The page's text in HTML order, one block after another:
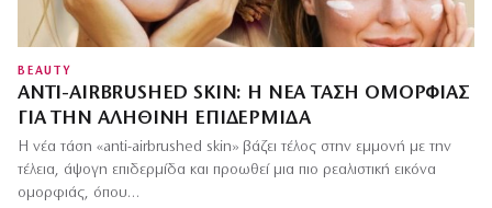
BEAUTY
ANTI-AIRBRUSHED SKIN: Η ΝΈΑ ΤΆΣΗ ΟΜΟΡΦΙΆΣ
ΓΙΑ ΤΗΝ ΑΛΗΘΙΝΉ ΕΠΙΔΕΡΜΊΔΑ
Η νέα τάση «anti-airbrushed skin» βάζει τέλος στην εμμονή με την
τέλεια, άψογη επιδερμίδα και προωθεί μια πιο ρεαλιστική εικόνα
ομορφιάς, όπου…